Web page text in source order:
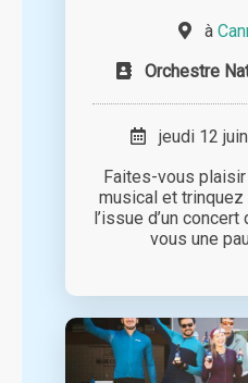
à
Orchestre
jeudi 12
Faites-vous
musical et
l’issue d’un
vous une